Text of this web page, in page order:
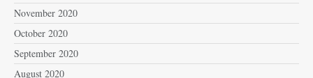
November 2020
October 2020
September 2020
August 2020